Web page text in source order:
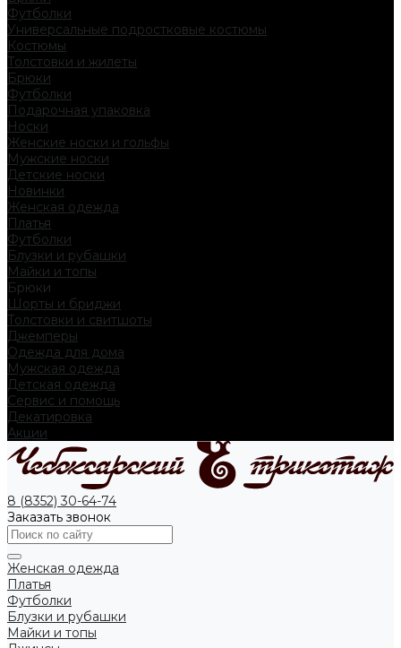
Футболки
Универсальные подростковые костюмы
Костюмы
Толстовки и жилеты
Брюки
Футболки
Подарочная упаковка
Носки
Женские носки и гольфы
Мужские носки
Детские носки
Новинки
Женская одежда
Платья
Футболки
Блузки и рубашки
Майки и топы
Брюки
Шорты и бриджи
Толстовки и свитшоты
Джемперы
Одежда для дома
Мужская одежда
Детская одежда
Сервис и помощь
Декатировка
Акции
8 (8352) 30-64-74
Заказать звонок
Женская одежда
Платья
Футболки
Блузки и рубашки
Майки и топы